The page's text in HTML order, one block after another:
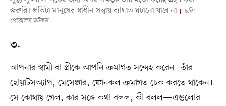
জরুরি। প্রতিটা মানুষের স্বাধীন সত্ত্বায় ব্যাঘাত ঘটানো যাবে না
ছবি:
পেক্সেলস ডটকম
৩.
আপনার স্বামী বা স্ত্রীকে আপনি ক্রমাগত সন্দেহ করেন। তাঁর
হোয়াটসঅ্যাপ, মেসেঞ্জার, ফোনকল ক্রমাগত চেক করতে থাকেন।
সে কোথায় গেল, কার সঙ্গে কথা বলল, কী বলল—এগুলোর